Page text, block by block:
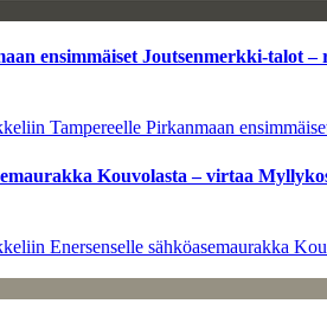
ensimmäiset Joutsenmerkki-talot
Tampereelle Pirkanmaan
Kouvolasta – virtaa
Enersenselle sähköasemaurakka